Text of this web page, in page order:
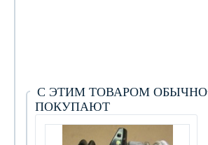
С ЭТИМ ТОВАРОМ ОБЫЧНО
ПОКУПАЮТ